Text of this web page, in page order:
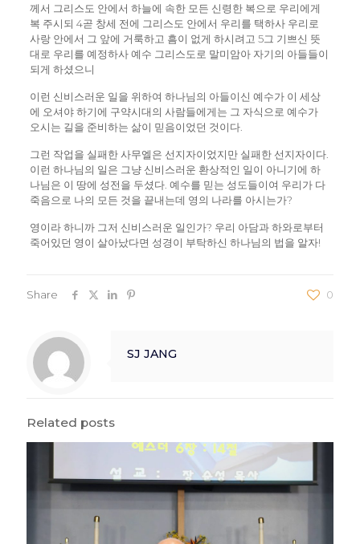
께서 그리스도 안에서 하늘에 속한 모든 신령한 복으로 우리에게
복 주시되 4곧 창세 전에 그리스도 안에서 우리를 택하사 우리로
사랑 안에서 그 앞에 거룩하고 흠이 없게 하시려고 5그 기쁘신 뜻
대로 우리를 예정하사 예수 그리스도로 말미암아 자기의 아들들이
되게 하셨으니
이런 신비스러운 일을 위하여 하나님의 아들이신 예수가 이 세상
에 오셔야 하기에 구약시대의 사람들에게는 그 자식으로 예수가
오시는 길을 준비하는 삶이 믿음이었던 것이다.
그런 작업을 실패한 사무엘은 선지자이었지만 실패한 선지자이다.
이런 하나님의 일은 그냥 신비스러운 환상적인 일이 아니기에 하
나님은 이 땅에 성전을 두셨다. 예수를 믿는 성도들이여 우리가 다
죽음으로 나의 모든 것을 끝내는데 영의 나라를 아시는가?
영이라 하니까 그저 신비스러운 일인가? 우리 아담과 하와로부터
죽어있던 영이 살아났다면 성경이 부탁하신 하나님의 법을 알자!
Share 0
SJ JANG
Related posts